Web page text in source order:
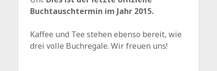
Buchtauschtermin im Jahr 2015.
Kaffee und Tee stehen ebenso bereit, wie
drei volle Buchregale. Wir freuen uns!